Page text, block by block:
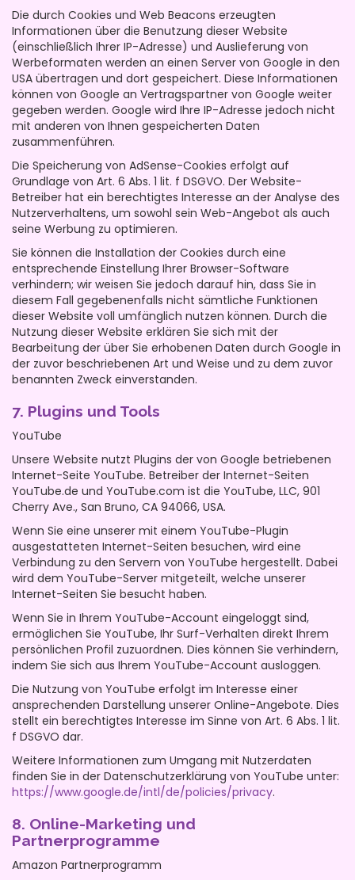
Die durch Cookies und Web Beacons erzeugten
Informationen über die Benutzung dieser Website
(einschließlich Ihrer IP-Adresse) und Auslieferung von
Werbeformaten werden an einen Server von Google in den
USA übertragen und dort gespeichert. Diese Informationen
können von Google an Vertragspartner von Google weiter
gegeben werden. Google wird Ihre IP-Adresse jedoch nicht
mit anderen von Ihnen gespeicherten Daten
zusammenführen.
Die Speicherung von AdSense-Cookies erfolgt auf
Grundlage von Art. 6 Abs. 1 lit. f DSGVO. Der Website-
Betreiber hat ein berechtigtes Interesse an der Analyse des
Nutzerverhaltens, um sowohl sein Web-Angebot als auch
seine Werbung zu optimieren.
Sie können die Installation der Cookies durch eine
entsprechende Einstellung Ihrer Browser-Software
verhindern; wir weisen Sie jedoch darauf hin, dass Sie in
diesem Fall gegebenenfalls nicht sämtliche Funktionen
dieser Website voll umfänglich nutzen können. Durch die
Nutzung dieser Website erklären Sie sich mit der
Bearbeitung der über Sie erhobenen Daten durch Google in
der zuvor beschriebenen Art und Weise und zu dem zuvor
benannten Zweck einverstanden.
7. Plugins und Tools
YouTube
Unsere Website nutzt Plugins der von Google betriebenen
Internet-Seite YouTube. Betreiber der Internet-Seiten
YouTube.de und YouTube.com ist die YouTube, LLC, 901
Cherry Ave., San Bruno, CA 94066, USA.
Wenn Sie eine unserer mit einem YouTube-Plugin
ausgestatteten Internet-Seiten besuchen, wird eine
Verbindung zu den Servern von YouTube hergestellt. Dabei
wird dem YouTube-Server mitgeteilt, welche unserer
Internet-Seiten Sie besucht haben.
Wenn Sie in Ihrem YouTube-Account eingeloggt sind,
ermöglichen Sie YouTube, Ihr Surf-Verhalten direkt Ihrem
persönlichen Profil zuzuordnen. Dies können Sie verhindern,
indem Sie sich aus Ihrem YouTube-Account ausloggen.
Die Nutzung von YouTube erfolgt im Interesse einer
ansprechenden Darstellung unserer Online-Angebote. Dies
stellt ein berechtigtes Interesse im Sinne von Art. 6 Abs. 1 lit.
f DSGVO dar.
Weitere Informationen zum Umgang mit Nutzerdaten
finden Sie in der Datenschutzerklärung von YouTube unter:
https://www.google.de/intl/de/policies/privacy.
8. Online-Marketing und
Partnerprogramme
Amazon Partnerprogramm